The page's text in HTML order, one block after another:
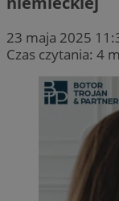
23 maja 2025
Czas czytania: 4